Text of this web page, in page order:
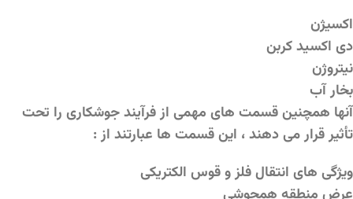
اکسیژن
دی اکسید کربن
نیتروژن
بخار آب
آنها همچنین قسمت های مهمی از فرآیند جوشکاری را تحت
تأثیر قرار می دهند ، این قسمت ها عبارتند از :
ویژگی های انتقال فلز و قوس الکتریکی